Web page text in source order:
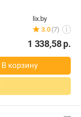
lix.by
3.0 (7) i
1 338,58р.
В корзину